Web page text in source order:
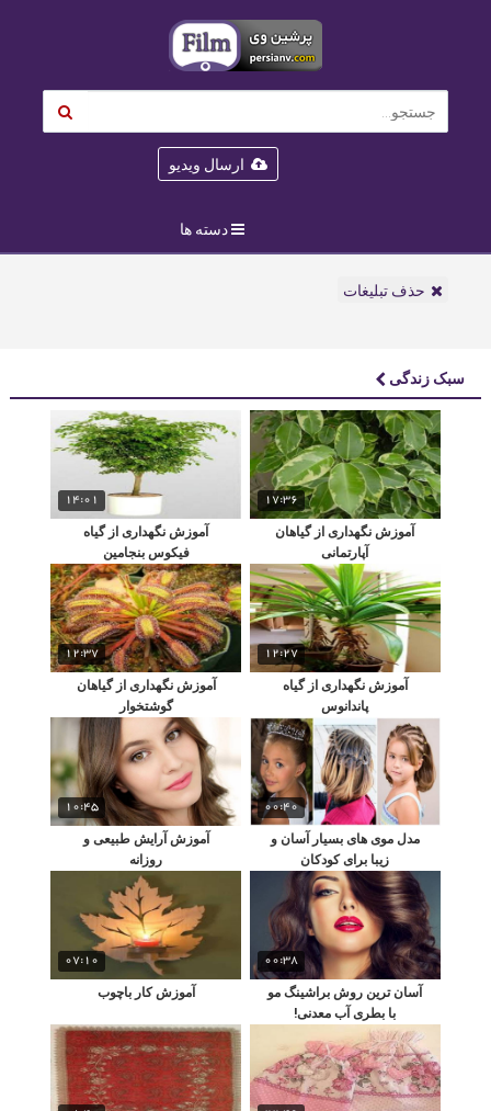
ارسال ویدیو
دسته ها
حذف تبلیغات
سبک زندگی
17:36
آموزش نگهداری از گیاهان
آپارتمانی
14:01
آموزش نگهداری از گیاه
فیکوس بنجامین
12:27
آموزش نگهداری از گیاه
پاندانوس
12:37
آموزش نگهداری از گیاهان
گوشتخوار
00:40
مدل موی های بسیار آسان و
زیبا برای کودکان
10:45
آموزش آرایش طبیعی و
روزانه
00:38
آسان ترین روش براشینگ مو
با بطری آب معدنی!
07:10
آموزش کار باچوب